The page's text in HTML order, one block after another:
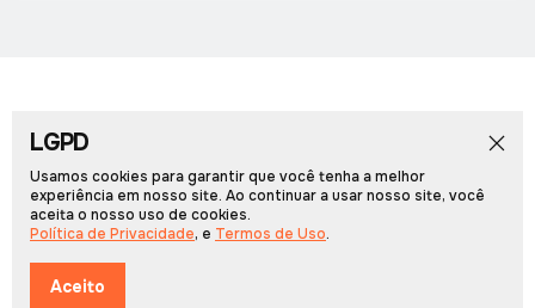
Início
Cadernos EspeciaisRádio PCN
Portal Arcos © 2026, Todos os direitos reservados.
Desenvolvido por
Política de Privacidade
LGPD
Usamos cookies para garantir que você tenha a melhor
experiência em nosso site. Ao continuar a usar nosso site, você
aceita o nosso uso de cookies.
Política de Privacidade, e Termos de Uso.
Aceito